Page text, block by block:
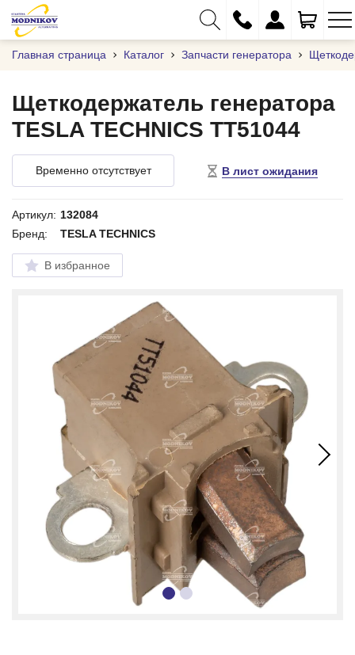
+375 (29) 333-01-01
+375 (17) 373-97-09
+375 (29) 262-61-18
Главная страница Каталог Запчасти генератора
Временно отсутствует В лист ожидания
Щеткодержатель генератора
TESLA TECHNICS TT51044
Артикул: 132084
Бренд:
TESLA TECHNICS
В избранное